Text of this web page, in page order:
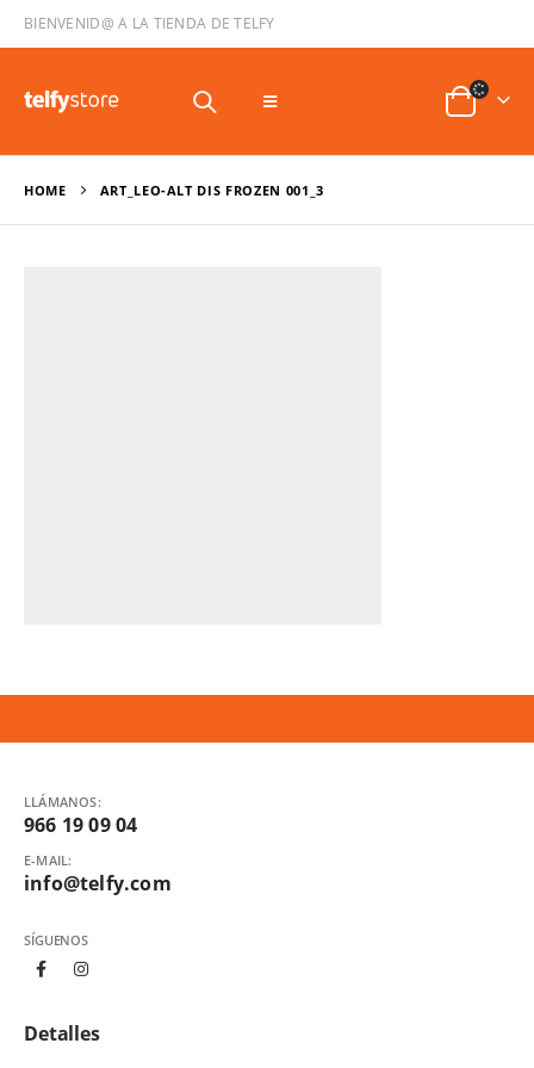
BIENVENID@ A LA TIENDA DE TELFY
HOME ART_LEO-ALT DIS FROZEN 001_3
LLÁMANOS:
966 19 09 04
E-MAIL:
info@telfy.com
SÍGUENOS
Detalles